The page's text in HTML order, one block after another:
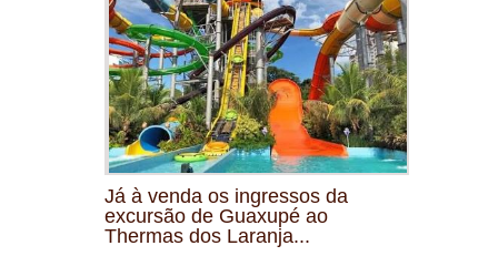
Já à venda os ingressos da
excursão de Guaxupé ao
Thermas dos Laranja...